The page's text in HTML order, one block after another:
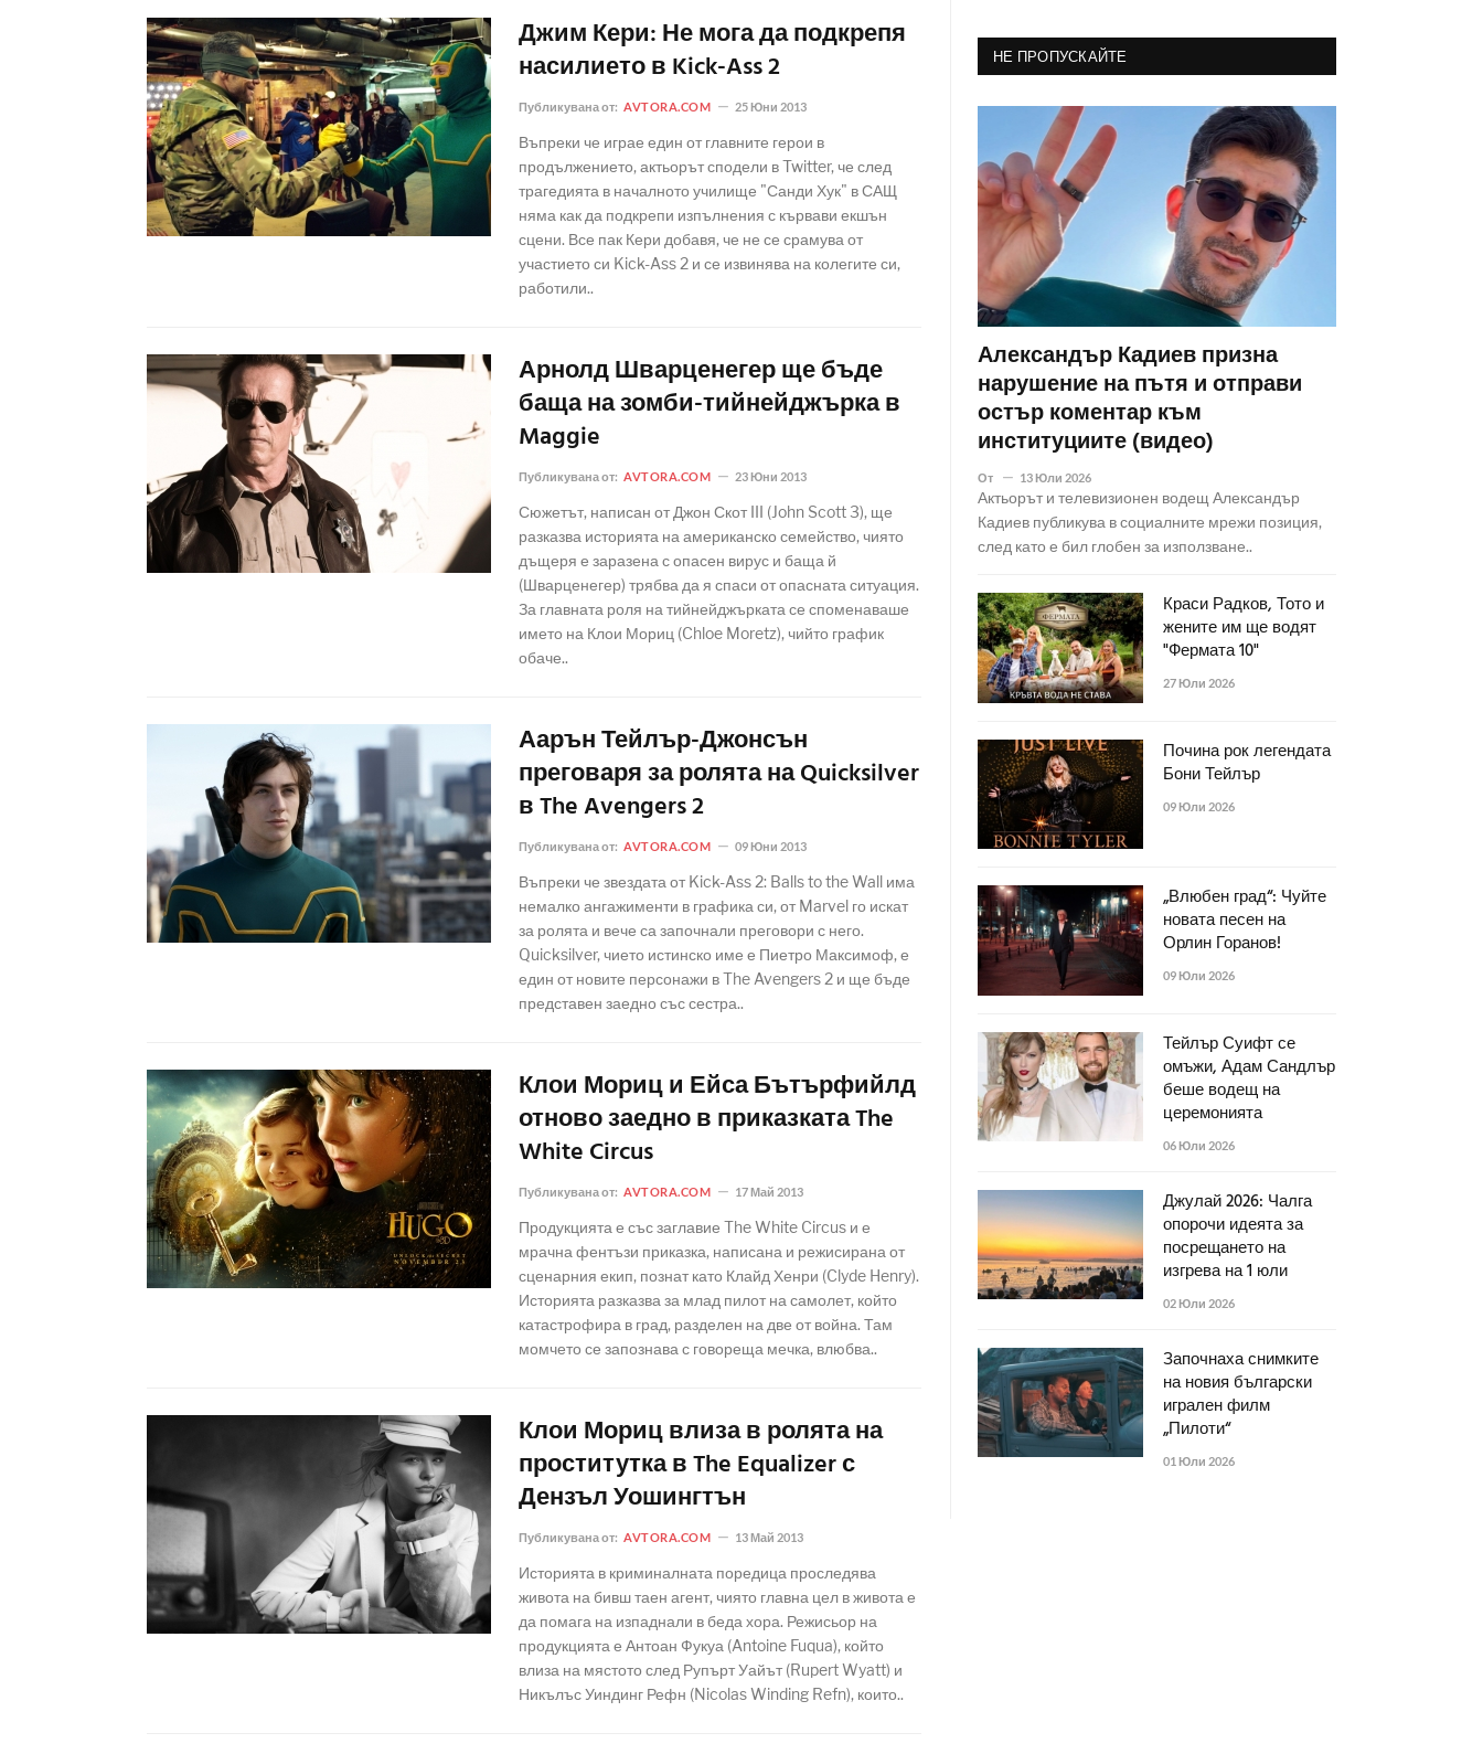
Джим Кери: Не мога да подкрепя
насилието в Kick-Ass 2
Публикувана от: AVTORA.COM 25 Юни 2013
Въпреки че играе един от главните герои в
продължението, актьорът сподели в Twitter, че след
трагедията в началното училище "Санди Хук" в САЩ
няма как да подкрепи изпълнения с кървави екшън
сцени. Все пак Кери добавя, че не се срамува от
участието си Kick-Ass 2 и се извинява на колегите си,
работили..
Арнолд Шварценегер ще бъде
баща на зомби-тийнейджърка в
Maggie
Публикувана от: AVTORA.COM 23 Юни 2013
Сюжетът, написан от Джон Скот III (John Scott 3), ще
разказва историята на американско семейство, чиято
дъщеря е заразена с опасен вирус и баща й
(Шварценегер) трябва да я спаси от опасната ситуация.
За главната роля на тийнейджърката се споменаваше
името на Клои Мориц (Chloe Moretz), чийто график
обаче..
Аарън Тейлър-Джонсън
преговаря за ролята на Quicksilver
в The Avengers 2
Публикувана от: AVTORA.COM 09 Юни 2013
Въпреки че звездата от Kick-Ass 2: Balls to the Wall има
немалко ангажименти в графика си, от Marvel го искат
за ролята и вече са започнали преговори с него.
Quicksilver, чието истинско име е Пиетро Максимоф, е
един от новите персонажи в The Avengers 2 и ще бъде
представен заедно със сестра..
Клои Мориц и Ейса Бътърфийлд
отново заедно в приказката The
White Circus
Публикувана от: AVTORA.COM 17 Май 2013
Продукцията е със заглавие The White Circus и е
мрачна фентъзи приказка, написана и режисирана от
сценарния екип, познат като Клайд Хенри (Clyde Henry).
Историята разказва за млад пилот на самолет, който
катастрофира в град, разделен на две от война. Там
момчето се запознава с говореща мечка, влюбва..
Клои Мориц влиза в ролята на
проститутка в The Equalizer с
Дензъл Уошингтън
Публикувана от: AVTORA.COM 13 Май 2013
Историята в криминалната поредица проследява
живота на бивш таен агент, чиято главна цел в живота е
да помага на изпаднали в беда хора. Режисьор на
продукцията е Антоан Фукуа (Antoine Fuqua), който
влиза на мястото след Рупърт Уайът (Rupert Wyatt) и
Никълъс Уиндинг Рефн (Nicolas Winding Refn), които..
НЕ ПРОПУСКАЙТЕ
Александър Кадиев призна
нарушение на пътя и отправи
остър коментар към
институциите (видео)
От 13 Юли 2026
Актьорът и телевизионен водещ Александър
Кадиев публикува в социалните мрежи позиция,
след като е бил глобен за използване..
Краси Радков, Тото и
жените им ще водят
"Фермата 10"
27 Юли 2026
Почина рок легендата
Бони Тейлър
09 Юли 2026
„Влюбен град“: Чуйте
новата песен на
Орлин Горанов!
09 Юли 2026
Тейлър Суифт се
омъжи, Адам Сандлър
беше водещ на
церемонията
06 Юли 2026
Джулай 2026: Чалга
опорочи идеята за
посрещането на
изгрева на 1 юли
02 Юли 2026
Започнаха снимките
на новия български
игрален филм
„Пилоти“
01 Юли 2026